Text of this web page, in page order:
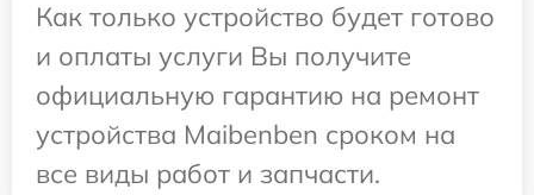
Как только устройство будет готово
и оплаты услуги Вы получите
официальную гарантию на ремонт
устройства Maibenben сроком на
все виды работ и запчасти.